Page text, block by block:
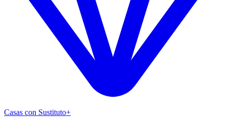
Casas con Sustituto+